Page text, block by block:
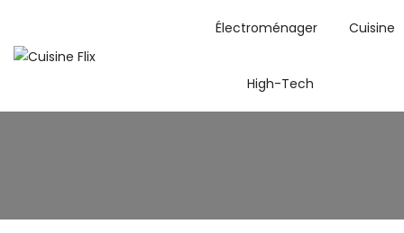
Électroménager Cuisine
High-Tech